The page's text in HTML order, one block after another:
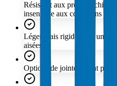
Résistant aux produits
insensible aux conditions de
Léger mais rigide pour une
aisées
Options de jointoiement par